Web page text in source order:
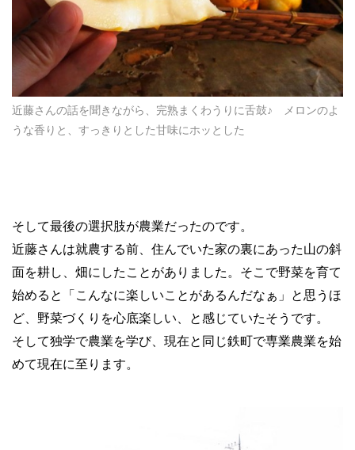
近藤さんの話を聞きながら、完熟まくわうりに舌鼓♪ メロンのよ
うな香りと、すっきりとした甘味にホッとした
そして最後の選択肢が農業だったのです。
近藤さんは就農する前、住んでいた家の裏にあった山の斜
面を耕し、畑にしたことがありました。そこで野菜を育て
始めると「こんなに楽しいことがあるんだなぁ」と思うほ
ど、野菜づくりを心底楽しい、と感じていたそうです。
そして独学で農業を学び、現在と同じ鉄町で専業農業を始
めて現在に至ります。